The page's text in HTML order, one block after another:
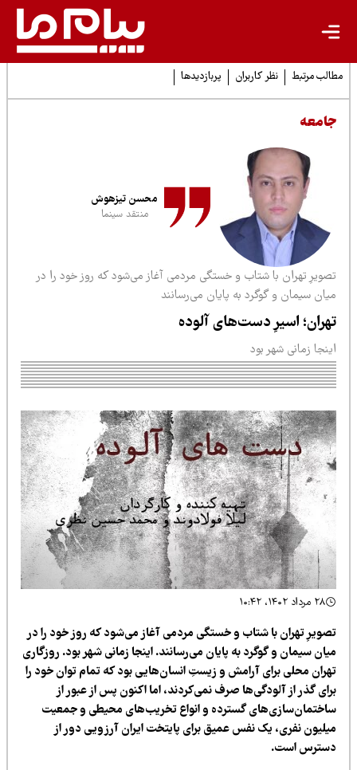
مرتبط نظر کاربران پربازدیدها
محسن تیزهوش
منتقد سینما
تهران با شتاب و خستگی مردمی آغاز می‌­شود که روز خود را در
سیمان و گوگرد به پایان می‌­رسانند
اسیرِ دست‌­های آلوده
زمانی شهر بود
تهران با شتاب و خستگی مردمی آغاز می‌­شود که روز خود را در
سیمان و گوگرد به پایان می‌­رسانند. اینجا زمانی شهر بود. روزگاری
محلی برای آرامش و زیستِ انسان‌­هایی بود که تمام توان خود را
گذر از آلودگی­‌ها صرف نمی­‌کردند، اما اکنون پس از عبور از
گسترده و انواع تخریب‌­های محیطی و جمعیت
نفری، یک نفس ­عمیق برای پایتخت ایران آرزویی دور از
است.